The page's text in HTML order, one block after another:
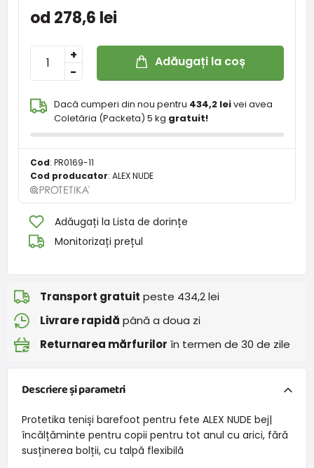
od 278,6 lei
-
+ Adăugați la coș
Dacă cumperi din nou pentru 434,2 leivei avea
Coletăria (Packeta) 5 kg gratuit!
Cod: PR0169-11
Cod producator: ALEX NUDE
Adăugați la Lista de dorințe
Monitorizați prețul
Transport gratuit peste 434,2 lei
Livrare rapidă până a doua zi
Returnarea mărfurilor în termen de 30 de zile
Descriere și parametri
Protetika teniși barefoot pentru fete ALEX NUDE bej|
încălțăminte pentru copii pentru tot anul cu arici, fără
susținerea bolții, cu talpă flexibilă